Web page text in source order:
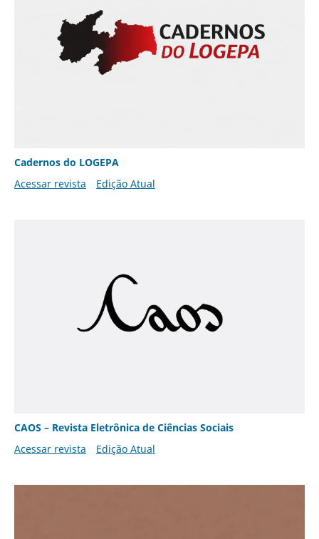
Cadernos do LOGEPA
Acessar revista
Edição Atual
CAOS – Revista Eletrônica de Ciências Sociais
Acessar revista
Edição Atual